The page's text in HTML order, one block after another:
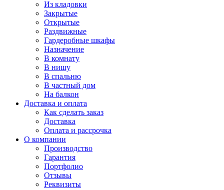
Из кладовки
Закрытые
Открытые
Раздвижные
Гардеробные шкафы
Назначение
В комнату
В нишу
В спальню
В частный дом
На балкон
Доставка и оплата
Как сделать заказ
Доставка
Оплата и рассрочка
О компании
Производство
Гарантия
Портфолио
Отзывы
Реквизиты